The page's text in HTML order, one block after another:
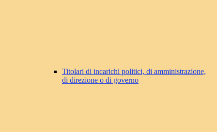
Titolari di incarichi politici, di amministrazione,
di direzione o di governo